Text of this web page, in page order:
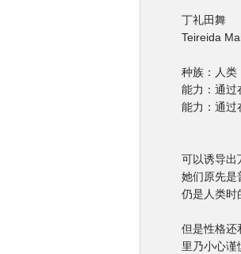
丁礼田舞
Teireida
种族：人类
能力：通过在
能力：通过在
可以诱导出万
她们原先是普
仍是人类时的
但是性格还和
里乃小心谨慎